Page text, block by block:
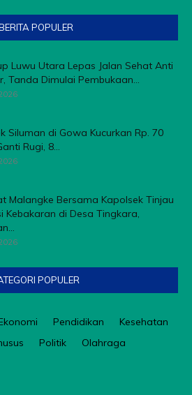
POPULER
Luwu Utara Lepas Jalan Sehat Anti
Tanda Dimulai Pembukaan...
Siluman di Gowa Kucurkan Rp. 70
Rugi, 8...
Malangke Bersama Kapolsek Tinjau
Kebakaran di Desa Tingkara,
POPULER
Pendidikan
Kesehatan
Politik
Olahraga